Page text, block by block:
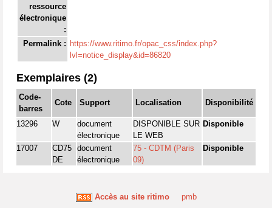
ressource
électronique
:
Permalink : https://www.ritimo.fr/opac_css/index.php?
lvl=notice_display&id=86820
Exemplaires (2)
Code-
barres
Cote Support Localisation Disponibilité
13296 W
document
électronique
DISPONIBLE SUR
LE WEB
Disponible
17007
CD75
DE
document
électronique
75 - CDTM (Paris
09)
Disponible
Accès au site ritimo pmb